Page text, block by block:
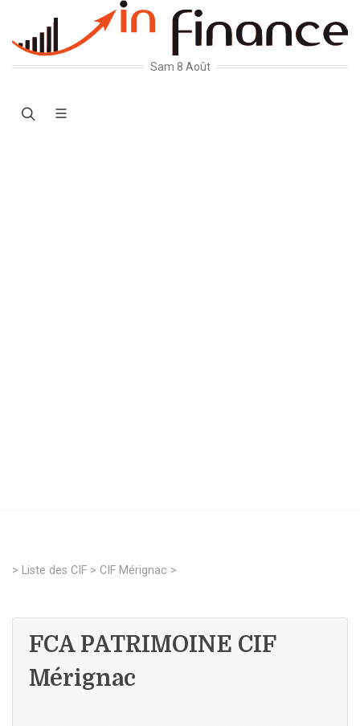
Sam 8 Août
> Liste des CIF > CIF Mérignac >
FCA PATRIMOINE CIF
Mérignac